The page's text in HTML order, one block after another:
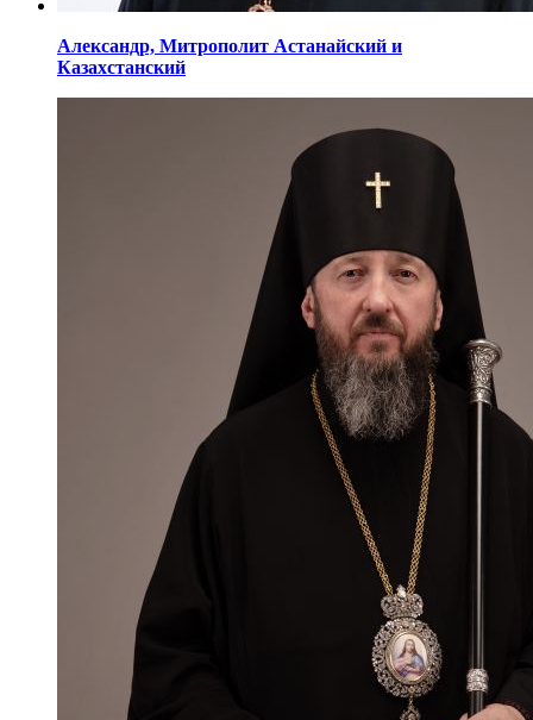
Александр, Митрополит Астанайский и
Казахстанский